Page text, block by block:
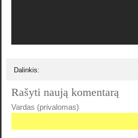
Dalinkis:
Rašyti naują komentarą
Vardas (privalomas)